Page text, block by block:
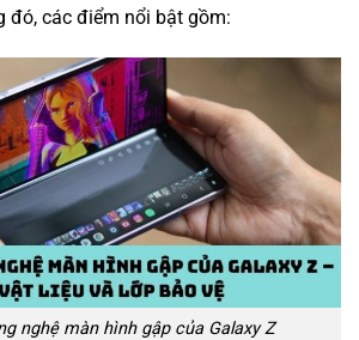
đó, các điểm nổi bật gồm:
nghệ màn hình gập của Galaxy Z